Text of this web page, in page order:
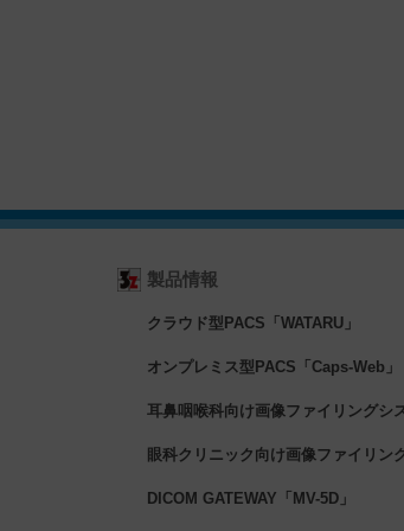
製品情報
クラウド型PACS「WATARU」
オンプレミス型PACS「Caps-Web」
耳鼻咽喉科向け画像ファイリングシ
眼科クリニック向け画像ファイリン
DICOM GATEWAY「MV-5D」